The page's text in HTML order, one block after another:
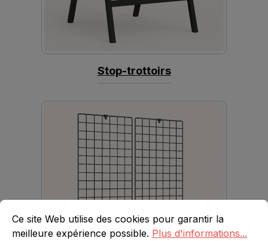
Stop-trottoirs
Réglages par défaut des cookies
Ce site Web utilise des cookies pour garantir la meilleure
Ce site Web utilise des cookies pour garantir la
meilleure expérience possible. Plus d'informations...